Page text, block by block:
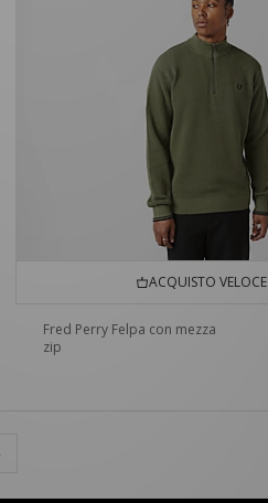
ACQUISTO VELOCE
Fred Perry Felpa con mezza
zip